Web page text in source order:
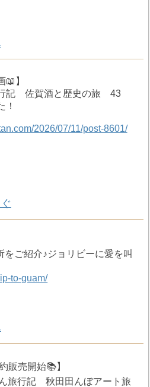
📖】
記 佐賀酒と歴史の旅 43
！
2026/07/11/post-8601/
ご紹介♪ジョリビーに愛を叫
to-guam/
販売開始📚️】
旅行記 秋田田んぼアート旅